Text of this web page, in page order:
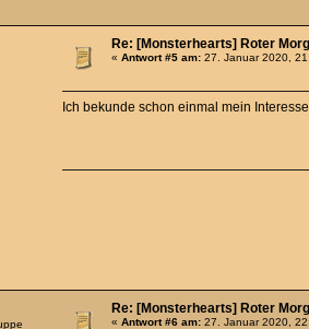
Re: [Monsterhearts] Roter
«Antwort #5 am: 27. Januar 2020,
Ich bekunde schon einmal mein
Re: [Monsterhearts] Roter
«Antwort #6 am: 27. Januar 2020,